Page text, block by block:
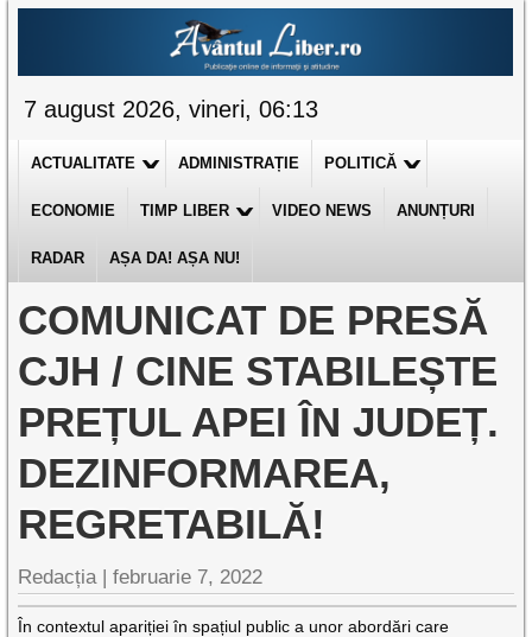
7 august 2026, vineri, 06:13
ACTUALITATE ADMINISTRAȚIE POLITICĂ
ECONOMIE TIMP LIBER VIDEO NEWS ANUNȚURI
RADAR AȘA DA! AȘA NU!
COMUNICAT DE PRESĂ
CJH / CINE STABILEȘTE
PREȚUL APEI ÎN JUDEȚ.
DEZINFORMAREA,
REGRETABILĂ!
Redacția |februarie 7, 2022
În contextul apariției în spațiul public a unor abordări care